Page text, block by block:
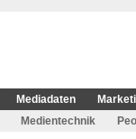
Mediadaten
Medientechnik